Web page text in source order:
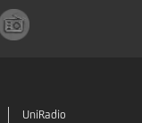
UniRadio